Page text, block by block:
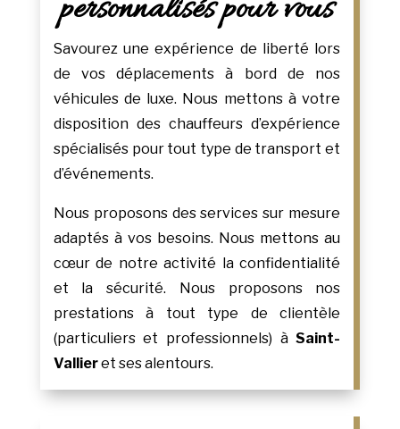
personnalisés pour vous
Savourez une expérience de liberté lors
de vos déplacements à bord de nos
véhicules de luxe. Nous mettons à votre
disposition des chauffeurs d’expérience
spécialisés pour tout type de transport et
d’événements.
Nous proposons des services sur mesure
adaptés à vos besoins. Nous mettons au
cœur de notre activité la confidentialité
et la sécurité. Nous proposons nos
prestations à tout type de clientèle
(particuliers et professionnels) àSaint-
Vallieret ses alentours.